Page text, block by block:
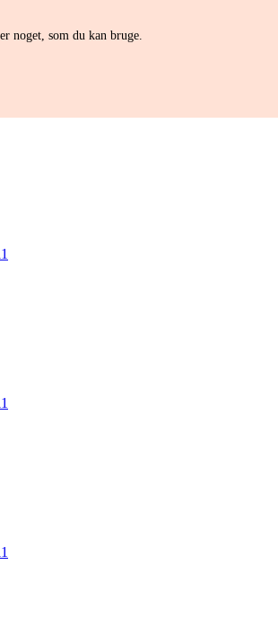
noget, som du kan bruge.